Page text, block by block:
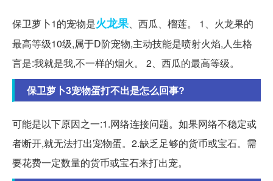
保卫萝卜1的宠物是火龙果、西瓜、榴莲。 1、火龙果的
最高等级10级,属于D阶宠物,主动技能是喷射火焰,人生格
言是:我就是我,不一样的烟火。 2、西瓜的最高等级。
保卫萝卜3宠物蛋打不出是怎么回事?
可能是以下原因之一:1.网络连接问题。如果网络不稳定或
者断开,就无法打出宠物蛋。2.缺乏足够的货币或宝石。需
要花费一定数量的货币或宝石来打出宠。